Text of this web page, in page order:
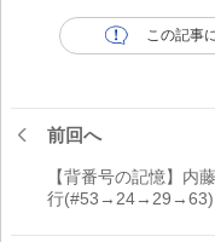
この記事
前回へ
【背番号の記憶】内
行(#53→24→29→63)